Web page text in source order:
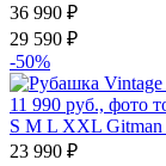
36 990 ₽
29 590 ₽
-50%
S M L XXL
23 990 ₽